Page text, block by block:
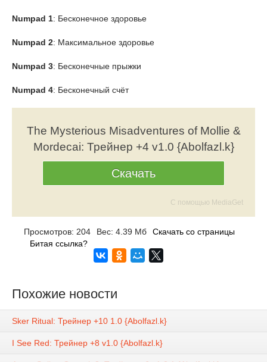
Numpad 1: Бесконечное здоровье
Numpad 2: Максимальное здоровье
Numpad 3: Бесконечные прыжки
Numpad 4: Бесконечный счёт
The Mysterious Misadventures of Mollie &
Mordecai: Трейнер +4 v1.0 {Abolfazl.k}
Скачать
С помощью MediaGet
Просмотров: 204 Вес: 4.39 Мб
Скачать со страницы
Битая ссылка?
Похожие новости
Sker Ritual: Трейнер +10 1.0 {Abolfazl.k}
I See Red: Трейнер +8 v1.0 {Abolfazl.k}